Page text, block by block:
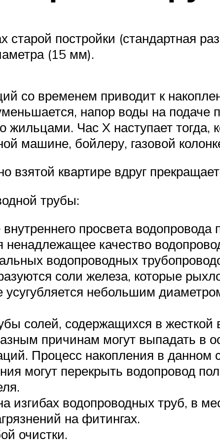
постройки (стандартная
(15 мм).
со временем приводит к
напор воды на подаче
жильцами. Час X наступает тогда,
машине, бойлеру, газовой
взятой квартире вдруг
трубы:
просвета
ненадлежащее качество
водопроводных
соли железа, которые
небольшим
солей, содержащихся в
причинам могут выпадать в
Процесс накопления в данном
могут перекрыть водопровод
изгибах водопроводных труб, в
на фитингах.
очистки.